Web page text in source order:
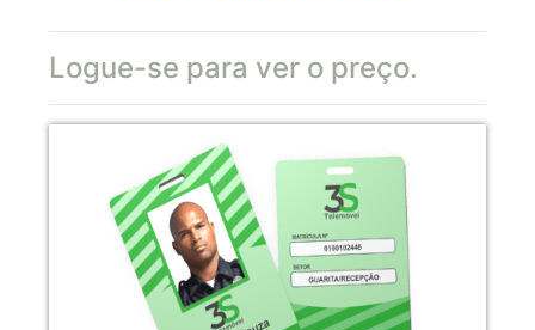
Logue-se para ver o preço.